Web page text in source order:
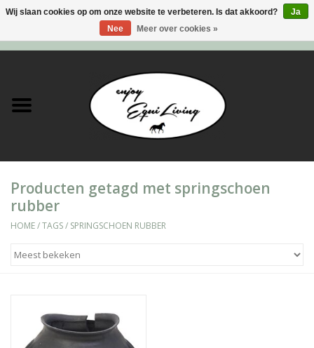
Stal en meer
Ruiter
Verzorging
Producten getagd met springschoen
rubber
HOME/TAGS/ SPRINGSCHOEN RUBBER
Wij slaan cookies op om onze website te verbeteren. Is dat akkoord?
Ja
Nee
Meer over cookies »